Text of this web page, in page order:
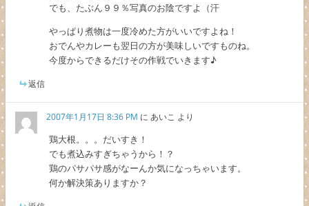
でも、たぶん９９％写真のお陰ですよ（汗
やっぱり煮物は一度冷めた方がいいですよね！
おでんやカレーも翌日の方が美味しいですものね。
今度からできるだけその作戦でいきます♪
返信
2007年1月17日 8:36 PM にあいこ より
鶏大根。。。だいすき！
でも煮込みすぎちゃうから！？
鶏のパサパサ感がなーんか気になっちゃいます。
何か解決策ありますか？